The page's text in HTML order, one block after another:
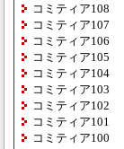
コミティア108
コミティア107
コミティア106
コミティア105
コミティア104
コミティア103
コミティア102
コミティア101
コミティア100